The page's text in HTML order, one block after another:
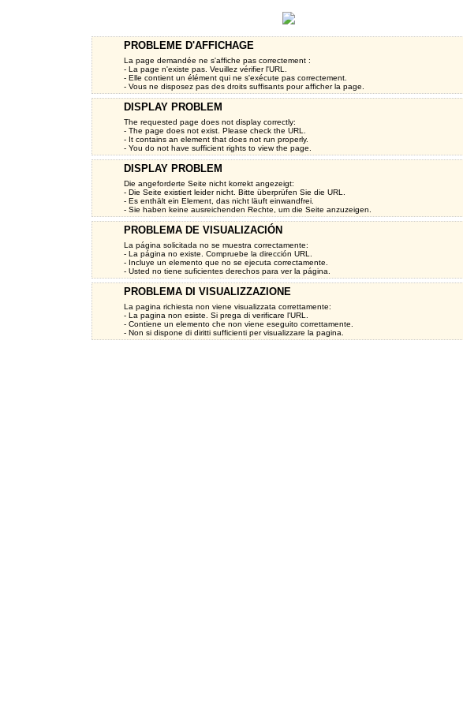
PROBLEME D'AFFICHAGE
La page demandée ne s'affiche pas correctement :
- La page n'existe pas. Veuillez vérifier l'URL.
- Elle contient un élément qui ne s'exécute pas correctement.
- Vous ne disposez pas des droits suffisants pour afficher la page.
DISPLAY PROBLEM
The requested page does not display correctly:
- The page does not exist. Please check the URL.
- It contains an element that does not run properly.
- You do not have sufficient rights to view the page.
DISPLAY PROBLEM
Die angeforderte Seite nicht korrekt angezeigt:
- Die Seite existiert leider nicht. Bitte überprüfen Sie die URL.
- Es enthält ein Element, das nicht läuft einwandfrei.
- Sie haben keine ausreichenden Rechte, um die Seite anzuzeigen.
PROBLEMA DE VISUALIZACIÓN
La página solicitada no se muestra correctamente:
- La página no existe. Compruebe la dirección URL.
- Incluye un elemento que no se ejecuta correctamente.
- Usted no tiene suficientes derechos para ver la página.
PROBLEMA DI VISUALIZZAZIONE
La pagina richiesta non viene visualizzata correttamente:
- La pagina non esiste. Si prega di verificare l'URL.
- Contiene un elemento che non viene eseguito correttamente.
- Non si dispone di diritti sufficienti per visualizzare la pagina.